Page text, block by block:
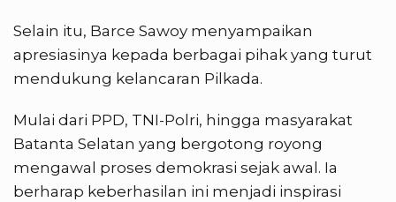
Selain itu, Barce Sawoy menyampaikan
apresiasinya kepada berbagai pihak yang turut
mendukung kelancaran Pilkada.
Mulai dari PPD, TNI-Polri, hingga masyarakat
Batanta Selatan yang bergotong royong
mengawal proses demokrasi sejak awal. Ia
berharap keberhasilan ini menjadi inspirasi